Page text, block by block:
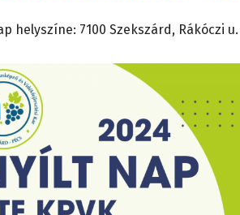
helyszíne: 7100 Szekszárd, Rákóczi u.